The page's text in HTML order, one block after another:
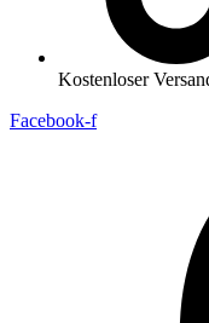
Kostenloser
Facebook-f